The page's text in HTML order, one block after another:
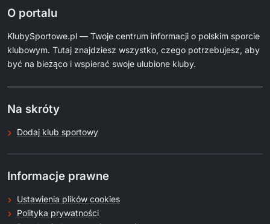
O portalu
KlubySportowe.pl — Twoje centrum informacji o polskim sporcie
klubowym. Tutaj znajdziesz wszystko, czego potrzebujesz, aby
być na bieżąco i wspierać swoje ulubione kluby.
Na skróty
Dodaj klub sportowy
Informacje prawne
Ustawienia plików cookies
Polityka prywatności